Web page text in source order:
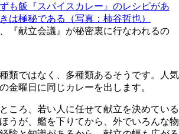
も飯『スパイスカレー』のレシピがあ
は極秘である（写真：柿谷哲也）
『献立会議』が秘密裏に行なわれるの
類ではなく、多種類あるそうです。人気
金曜日に同じカレーを出します。
ころ、若い人に任せて献立を決めている
うが、艦を下りてから、外でいろんな物